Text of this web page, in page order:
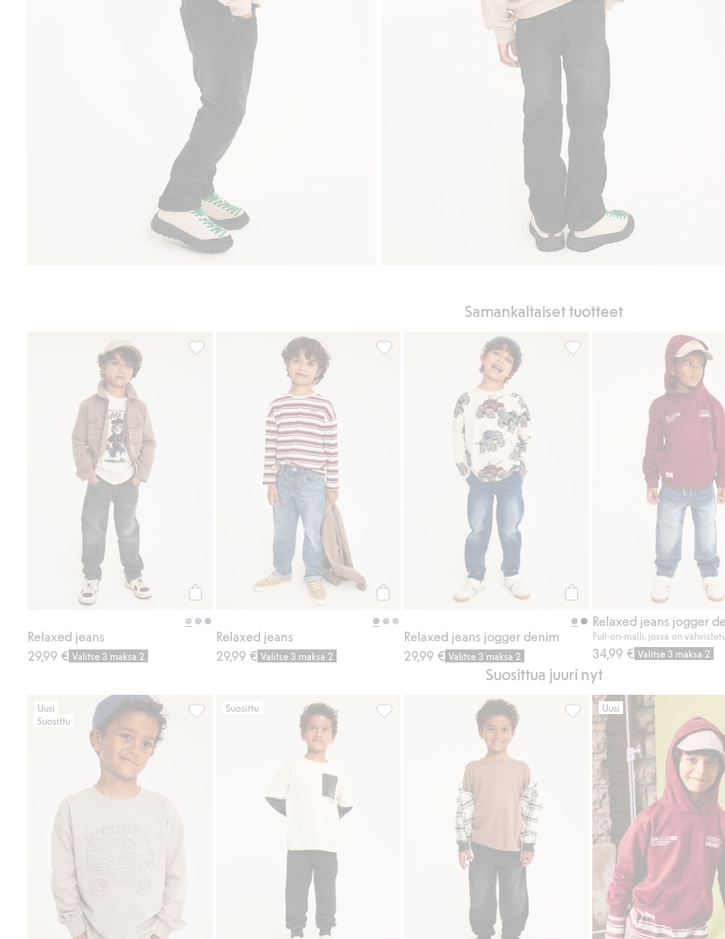
Samankaltaiset tuotteet
Relaxed jeans
29,99 € Valitse 3 maksa 2
Relaxed jeans, Lisää suosikkeihin
Relaxed jeans
29,99 € Valitse 3 maksa 2
Relaxed jeans, Lisää suosikkeihin
Relaxed jeans jogger denim
29,99 € Valitse 3 maksa 2
Relaxed jeans jogger
Relaxed jeans jogger
Pull-on-malli, jossa on
34,99 € Valitse 3 maksa 2
Suosittua juuri nyt
Uusi
Suosittu
Puuvillatrikoota oleva college, jossa on 3D-efektikuvioinen monsteriauto, Lisää suosikkeihin
Suosittu
Collegehousut vahvistetuilla polvilla, Lisää suosikkeihin
Relaxed jeans jogger
Uusi